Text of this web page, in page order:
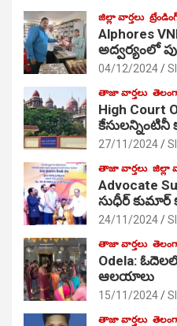
జిల్లా వార్తలు
Alphores
అద్వర్యంలో
04/12/2024
తాజా వార్తలు
High Court
27/11/2024
తాజా వార్తలు జిల్లా
Advocate
సుధీర్ కుమార్
24/11/2024
తాజా వార్తలు
Odela:
ఆల‌యాలు
15/11/2024
తాజా వార్తలు